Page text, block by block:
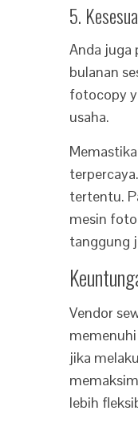
5.
Anda juga
bulanan
fotocopy
usaha.
tertentu.
mesin
tanggung
Vendor
jika
lebih